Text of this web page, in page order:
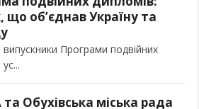
що об’єднав Україну та
випускники Програми подвійних
ус
Обухівська міська рада